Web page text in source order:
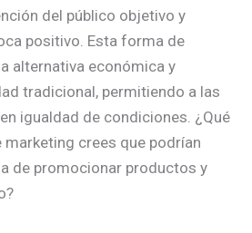
del público objetivo y
positivo. Esta forma de
alternativa económica y
tradicional, permitiendo a las
igualdad de condiciones. ¿Qué
crees que podrían
de promocionar productos y